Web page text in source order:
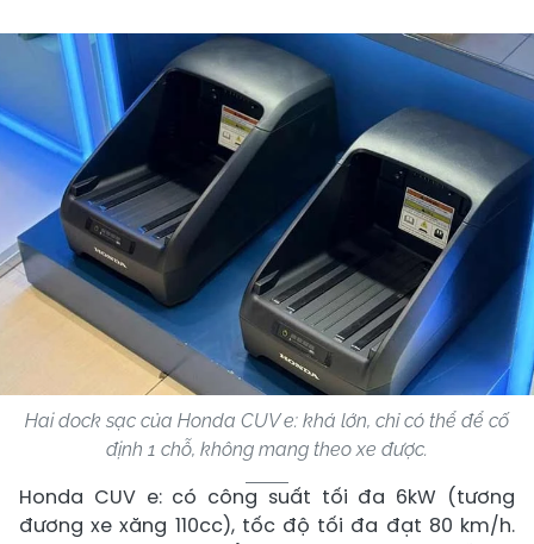
Hai dock sạc của Honda CUV e: khá lớn, chỉ có thể để cố
định 1 chỗ, không mang theo xe được.
Honda CUV e: có công suất tối đa 6kW (tương
đương xe xăng 110cc), tốc độ tối đa đạt 80 km/h.